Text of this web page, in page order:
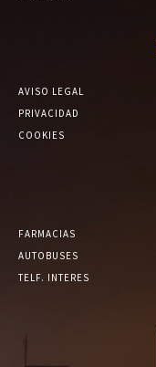
AVISO LEGAL
PRIVACIDAD
COOKIES
FARMACIAS
AUTOBUSES
TELF. INTERES